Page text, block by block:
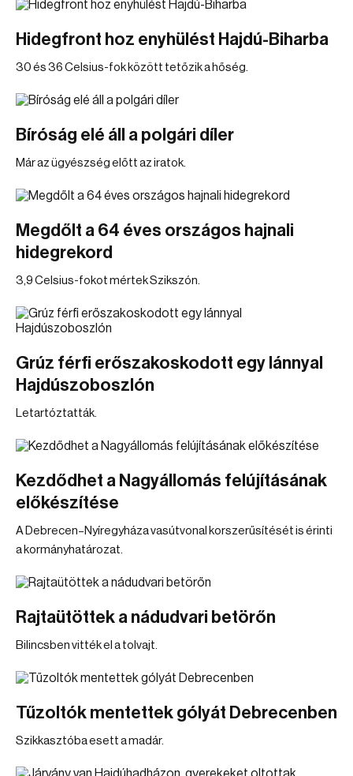
Hidegfront hoz enyhülést Hajdú-Biharba
30 és 36 Celsius-fok között tetőzik a hőség.
Bíróság elé áll a polgári díler
Már az ügyészség előtt az iratok.
Megdőlt a 64 éves országos hajnali
hidegrekord
3,9 Celsius-fokot mértek Szikszón.
Grúz férfi erőszakoskodott egy lánnyal
Hajdúszoboszlón
Letartóztatták.
Kezdődhet a Nagyállomás felújításának
előkészítése
A Debrecen–Nyíregyháza vasútvonal korszerűsítését is érinti
a kormányhatározat.
Rajtaütöttek a nádudvari betörőn
Bilincsben vitték el a tolvajt.
Tűzoltók mentettek gólyát Debrecenben
Szikkasztóba esett a madár.